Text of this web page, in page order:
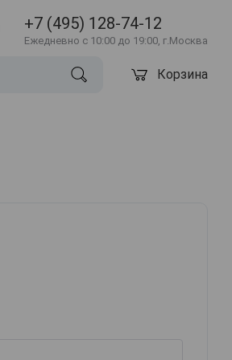
+7 (495) 128-74-12
Ежедневно с 10:00 до 19:00, г.Москва
Корзина